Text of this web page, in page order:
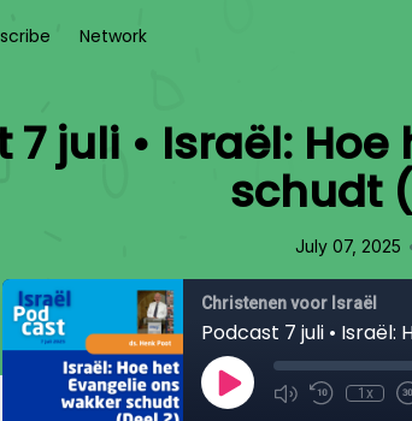
Network
7 juli • Israël:
schudt
July 07, 2025
Christenen voor Israël
1x